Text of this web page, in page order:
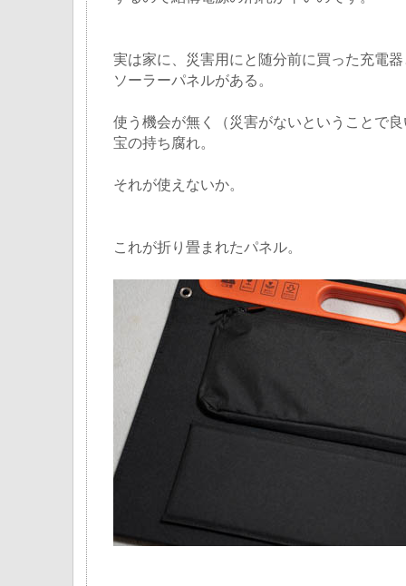
実は家に、災害用にと随分前に買った充電器
ソーラーパネルがある。
使う機会が無く（災害がないということで
宝の持ち腐れ。
それが使えないか。
これが折り畳まれたパネル。